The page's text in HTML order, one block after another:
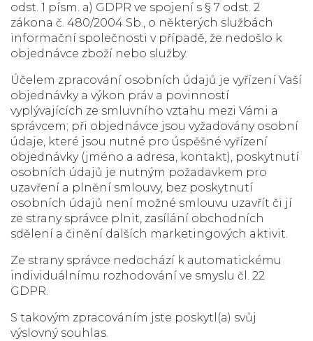
odst. 1 písm. a) GDPR ve spojení s § 7 odst. 2
zákona č. 480/2004 Sb., o některých službách
informační společnosti v případě, že nedošlo k
objednávce zboží nebo služby.
Účelem zpracování osobních údajů je vyřízení Vaší
objednávky a výkon práv a povinností
vyplývajících ze smluvního vztahu mezi Vámi a
správcem; při objednávce jsou vyžadovány osobní
údaje, které jsou nutné pro úspěšné vyřízení
objednávky (jméno a adresa, kontakt), poskytnutí
osobních údajů je nutným požadavkem pro
uzavření a plnění smlouvy, bez poskytnutí
osobních údajů není možné smlouvu uzavřít či jí
ze strany správce plnit, zasílání obchodních
sdělení a činění dalších marketingových aktivit.
Ze strany správce nedochází k automatickému
individuálnímu rozhodování ve smyslu čl. 22
GDPR.
S takovým zpracováním jste poskytl(a) svůj
výslovný souhlas.